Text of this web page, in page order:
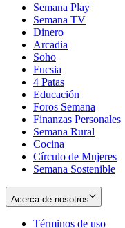
Semana Play
Semana TV
Dinero
Arcadia
Soho
in
new
window
Fucsia
in
new
window
4 Patas
Educación
Foros Semana
Finanzas Personales
Semana Rural
Cocina
Círculo de Mujeres
Semana Sostenible
Acerca de nosotros
Términos de uso